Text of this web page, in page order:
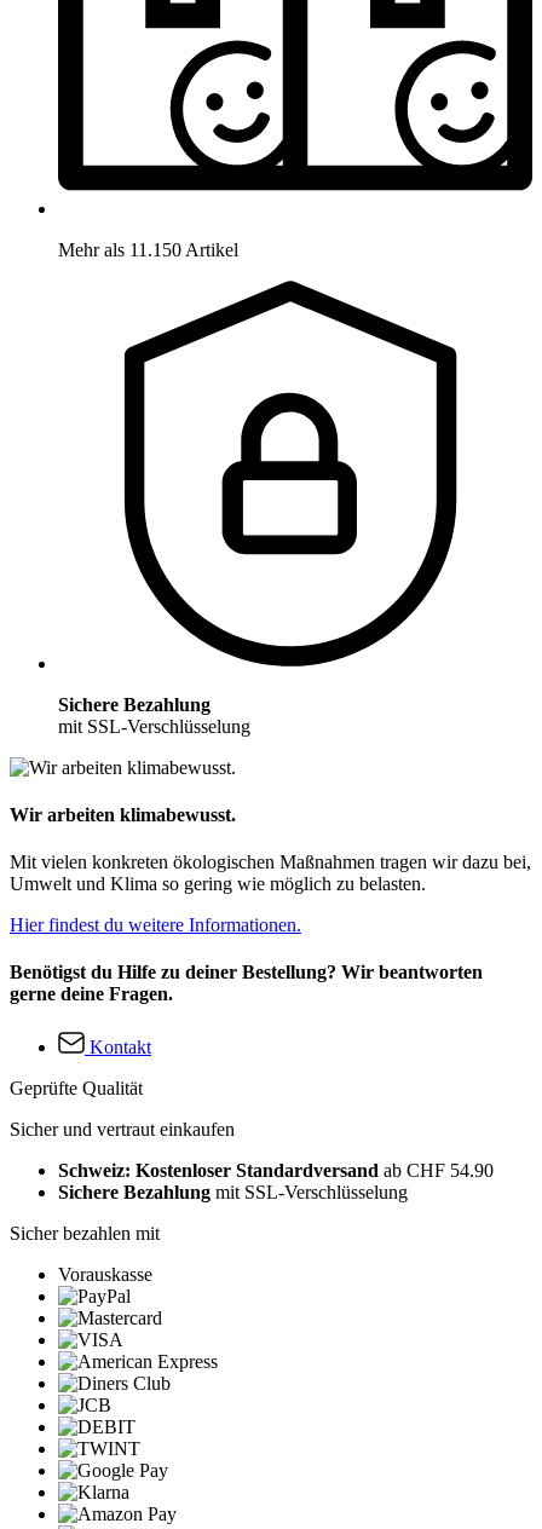
Mehr als 11.150 Artikel
Sichere Bezahlung
mit SSL-Verschlüsselung
Wir arbeiten klimabewusst.
Mit vielen konkreten ökologischen Maßnahmen tragen wir dazu bei,
Umwelt und Klima so gering wie möglich zu belasten.
Hier findest du weitere Informationen.
Benötigst du Hilfe zu deiner Bestellung? Wir beantworten
gerne deine Fragen.
Kontakt
Geprüfte Qualität
Sicher und vertraut einkaufen
Schweiz: Kostenloser Standardversand ab CHF 54.90
Sichere Bezahlung mit SSL-Verschlüsselung
Sicher bezahlen mit
Vorauskasse